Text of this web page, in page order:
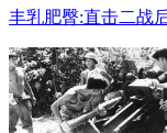
丰乳肥臀:直击二战